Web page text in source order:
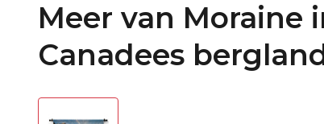
Meer van
Canadees